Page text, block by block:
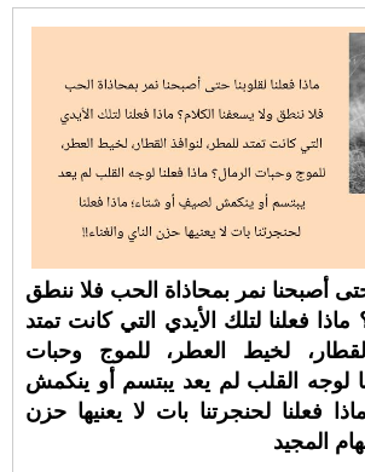
حتى أصبحنا نمر بمحاذاة الحب فلا ننطق
ماذا فعلنا لتلك الأيدي التي كانت تمتد
لخيط العطر، للموج وحبات
لوجه القلب لم يعد يبتسم أو ينكمش
فعلنا لحنجرتنا بات لا يعنيها حزن
المجيد